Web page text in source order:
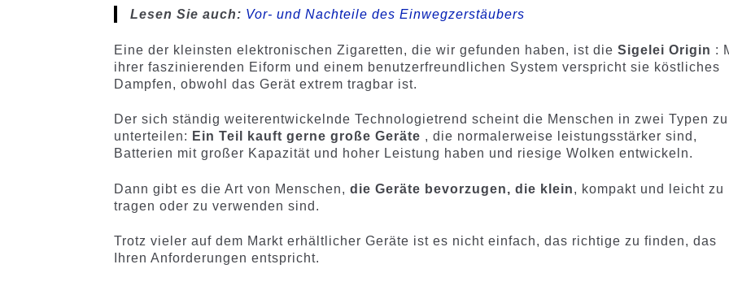
Lesen Sie auch: Vor- und Nachteile des Einwegzerstäubers
Eine der kleinsten elektronischen Zigaretten, die wir gefunden haben, ist dieSigelei Origin :
ihrer faszinierenden Eiform und einem benutzerfreundlichen System verspricht sie köstliches
Dampfen, obwohl das Gerät extrem tragbar ist.
Der sich ständig weiterentwickelnde Technologietrend scheint die Menschen in zwei Typen zu
unterteilen: Ein Teil kauft gerne große Geräte , die normalerweise leistungsstärker sind,
Batterien mit großer Kapazität und hoher Leistung haben und riesige Wolken entwickeln.
Dann gibt es die Art von Menschen,die Geräte bevorzugen, die klein, kompakt und leicht zu
tragen oder zu verwenden sind.
Trotz vieler auf dem Markt erhältlicher Geräte ist es nicht einfach, das richtige zu finden, das
Ihren Anforderungen entspricht.